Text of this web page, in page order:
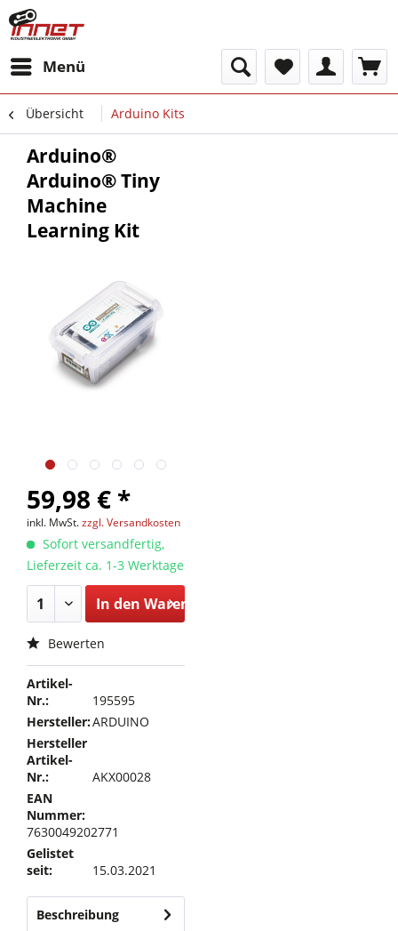
Menü
Übersicht Arduino Kits
Arduino®
Arduino® Tiny
Machine
Learning Kit
59,98 € *
inkl. MwSt.zzgl. Versandkosten
Sofort versandfertig,
Lieferzeit ca. 1-3 Werktage
In den Warenkorb
Bewerten
Artikel-
Nr.:
195595
Hersteller:ARDUINO
Hersteller
Artikel-
Nr.:
AKX00028
EAN
Nummer:
7630049202771
Gelistet
seit:
15.03.2021
Beschreibung